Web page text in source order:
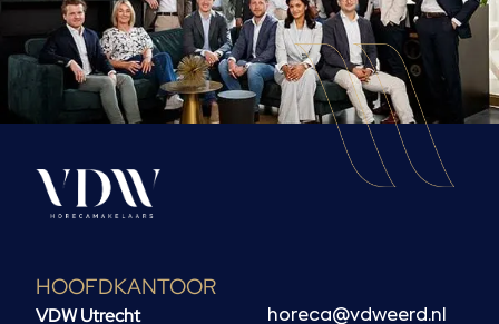
HOOFDKANTOOR
VDW Utrecht horeca@vdweerd.nl